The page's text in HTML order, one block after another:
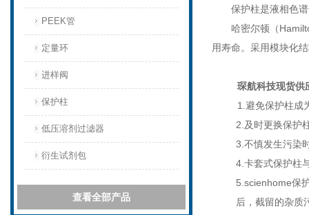
PEEK管
定量环
进样阀
保护柱
低压溶剂过滤器
衍生试剂包
查看全部产品
保护柱是液相色
哈密尔顿（
用寿命。采用模块化
琛航科技现货供
1.避免保护柱成
2. 及时更换保护
3. 不慎发生污染
4. 卡套式保护柱
5.scienhome保
后，截留的杂质